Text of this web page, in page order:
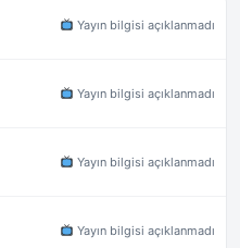
Yayın bilgisi açıklanmadı
Yayın bilgisi açıklanmadı
Yayın bilgisi açıklanmadı
Yayın bilgisi açıklanmadı